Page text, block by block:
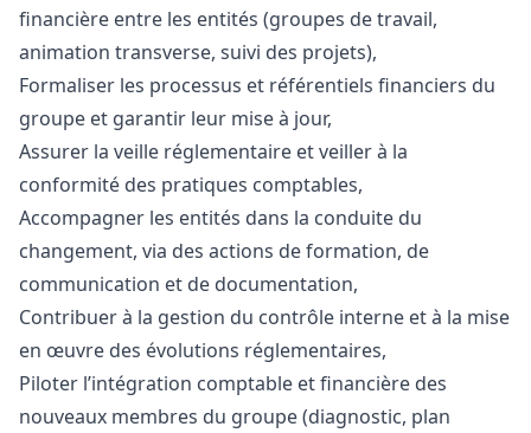
financière entre les entités (groupes de travail,
animation transverse, suivi des projets),
Formaliser les processus et référentiels financiers du
groupe et garantir leur mise à jour,
Assurer la veille réglementaire et veiller à la
conformité des pratiques comptables,
Accompagner les entités dans la conduite du
changement, via des actions de formation, de
communication et de documentation,
Contribuer à la gestion du contrôle interne et à la mise
en œuvre des évolutions réglementaires,
Piloter l’intégration comptable et financière des
nouveaux membres du groupe (diagnostic, plan